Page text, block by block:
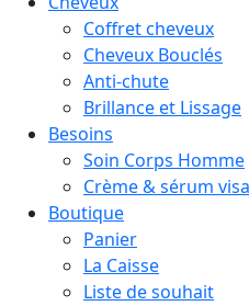
Coffret cheveux
Cheveux Bouclés
Anti-chute
Brillance et Lissage
Besoins
Soin Corps Homme
Crème & sérum
Boutique
Panier
La Caisse
Liste de souhait